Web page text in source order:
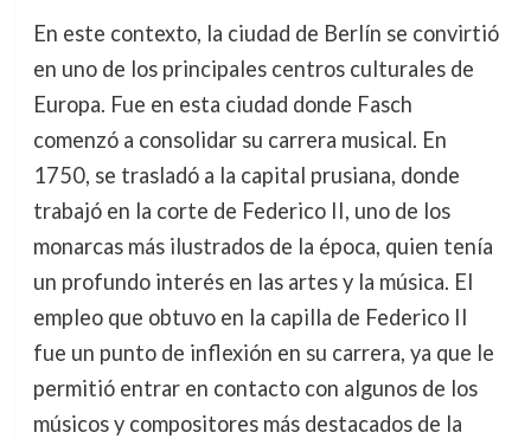
En este contexto, la ciudad de Berlín se convirtió
en uno de los principales centros culturales de
Europa. Fue en esta ciudad donde Fasch
comenzó a consolidar su carrera musical. En
1750, se trasladó a la capital prusiana, donde
trabajó en la corte de Federico II, uno de los
monarcas más ilustrados de la época, quien tenía
un profundo interés en las artes y la música. El
empleo que obtuvo en la capilla de Federico II
fue un punto de inflexión en su carrera, ya que le
permitió entrar en contacto con algunos de los
músicos y compositores más destacados de la